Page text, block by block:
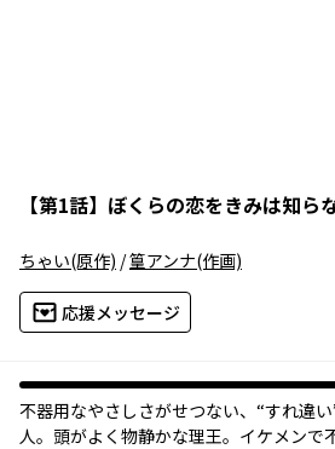
【第1話】 ぼくらの恋をきみは知ら
ちゃい(原作) /篁アンナ(作画)
応援メッセージ
不器用なやさしさがせつない、“すれ違
人。頭がよく物静かな理王。イケメンで